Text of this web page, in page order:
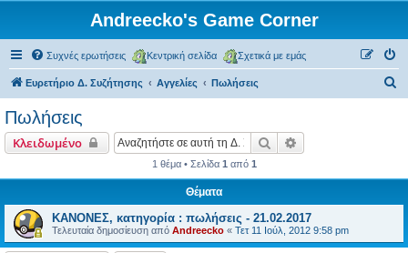
Andreecko's Game Corner
Συχνές ερωτήσεις Κεντρική σελίδα Σχετικά με εμάς
Ευρετήριο Δ. Συζήτησης Αγγελίες Πωλήσεις
Πωλήσεις
Κλειδωμένο Αναζήτηση
1 θέμα • Σελίδα 1 από 1
Θέματα
ΚΑΝΟΝΕΣ, κατηγορία : πωλήσεις - 21.02.2017
Τελευταία δημοσίευση από Andreecko « Τετ 11 Ιούλ, 2012 9:58 pm